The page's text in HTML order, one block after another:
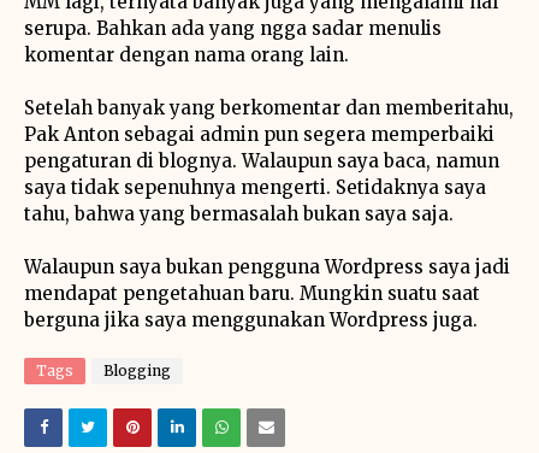
serupa. Bahkan ada yang ngga sadar menulis
komentar dengan nama orang lain.
Setelah banyak yang berkomentar dan memberitahu,
Pak Anton sebagai admin pun segera memperbaiki
pengaturan di blognya. Walaupun saya baca, namun
saya tidak sepenuhnya mengerti. Setidaknya saya
tahu, bahwa yang bermasalah bukan saya saja.
Walaupun saya bukan pengguna Wordpress saya jadi
mendapat pengetahuan baru. Mungkin suatu saat
berguna jika saya menggunakan Wordpress juga.
Tags Blogging